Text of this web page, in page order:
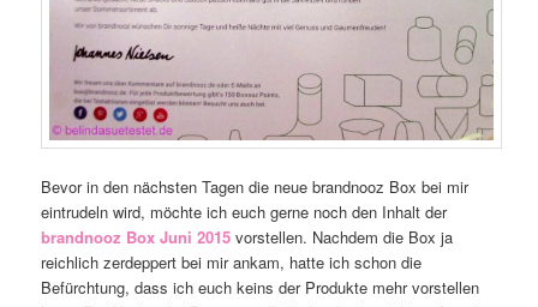
Bevor in den nächsten Tagen die neue brandnooz Box bei mir
eintrudeln wird, möchte ich euch gerne noch den Inhalt der
brandnooz Box Juni 2015 vorstellen. Nachdem die Box ja
reichlich zerdeppert bei mir ankam, hatte ich schon die
Befürchtung, dass ich euch keins der Produkte mehr vorstellen